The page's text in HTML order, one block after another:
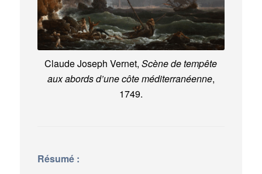
Claude Joseph Vernet, Scène de tempête
aux abords d’une côte méditerranéenne,
1749.
Résumé :